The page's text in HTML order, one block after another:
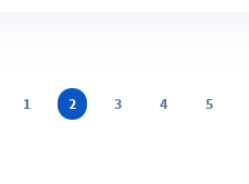
1 2 3 4 5